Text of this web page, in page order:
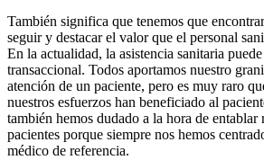
También significa que tenemos que
seguir y destacar el valor que el personal
En la actualidad, la asistencia sanitaria
transaccional. Todos aportamos nuestro
atención de un paciente, pero es muy raro
nuestros esfuerzos han beneficiado al
también hemos dudado a la hora de entablar
pacientes porque siempre nos hemos
médico de referencia.